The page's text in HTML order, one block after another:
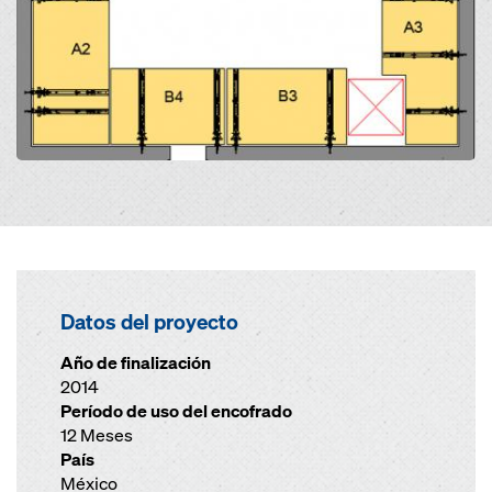
Datos del proyecto
Año de finalización
2014
Período de uso del encofrado
12 Meses
País
México